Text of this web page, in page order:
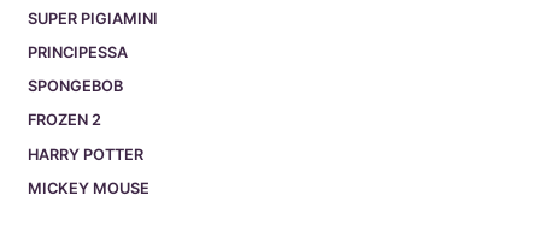
SUPER PIGIAMINI
PRINCIPESSA
SPONGEBOB
FROZEN 2
HARRY POTTER
MICKEY MOUSE